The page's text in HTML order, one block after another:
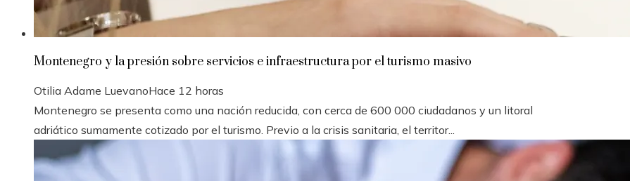
Montenegro y la presión sobre servicios e infraestructura por el turismo masivo
Otilia Adame LuevanoHace 12 horas
Montenegro se presenta como una nación reducida, con cerca de 600 000 ciudadanos y un litoral
adriático sumamente cotizado por el turismo. Previo a la crisis sanitaria, el territor...